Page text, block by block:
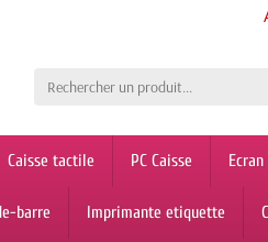
Caisse tactile PC Caisse
barre Imprimante etiquette